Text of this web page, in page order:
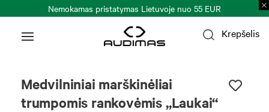
Nemokamas pristatymas Lietuvoje nuo 55 EUR
Krepšelis
Medvilniniai marškinėliai
trumpomis rankovėmis „Laukai“